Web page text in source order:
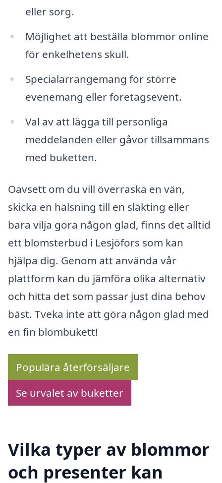
eller sorg.
Möjlighet att beställa blommor online
för enkelhetens skull.
Specialarrangemang för större
evenemang eller företagsevent.
Val av att lägga till personliga
meddelanden eller gåvor tillsammans
med buketten.
Oavsett om du vill överraska en vän,
skicka en hälsning till en släkting eller
bara vilja göra någon glad, finns det alltid
ett blomsterbud i Lesjöfors som kan
hjälpa dig. Genom att använda vår
plattform kan du jämföra olika alternativ
och hitta det som passar just dina behov
bäst. Tveka inte att göra någon glad med
en fin blombukett!
Populära återförsäljare
Se urvalet av buketter
Vilka typer av blommor
och presenter kan